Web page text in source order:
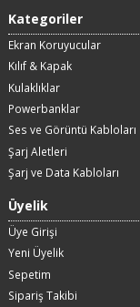
Kategoriler
Ekran Koruyucular
Kılıf & Kapak
Kulaklıklar
Powerbanklar
Ses ve Görüntü Kabloları
Şarj Aletleri
Şarj ve Data Kabloları
Üyelik
Üye Girişi
Yeni Üyelik
Sepetim
Sipariş Takibi